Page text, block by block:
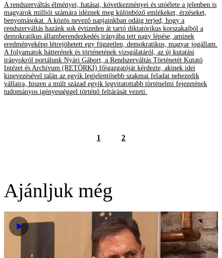
A rendszerváltás élményei, hatásai, következményei és utóélete a jelenben is
magyarok milliói számára idéznek meg különböző emlékeket, érzéseket,
benyomásokat. A közös nevező napjainkban odáig terjed, hogy a
rendszerváltás hazánk sok évtizeden át tartó diktatórikus korszakaiból a
demokratikus államberendezkedés irányába tett nagy lépése, aminek
eredményeképp létrejöhetett egy független, demokratikus, magyar jogállam.
A folyamatok hátterének és történetének vizsgálatáról, az új kutatási
irányokról portálunk Nyári Gábort, a Rendszerváltás Történetét Kutató
Intézet és Archívum (RETÖRKI) főigazgatóját kérdezte, akinek idei
kinevezésével talán az egyik legjelentősebb szakmai feladat nehezedik
vállaira, hiszen a múlt század egyik legvitatottabb történelmi fejezetének
tudományos igényességgel történő feltárását vezeti.
1 2
Ajánljuk még